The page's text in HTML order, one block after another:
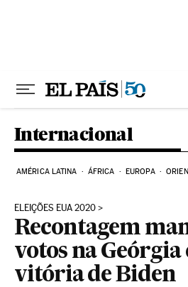
Internacional
AMÉRICA LATINA ÁFRICA EUROPA
ELEIÇÕES EUA 2020
Recontagem
votos na
vitória de Biden